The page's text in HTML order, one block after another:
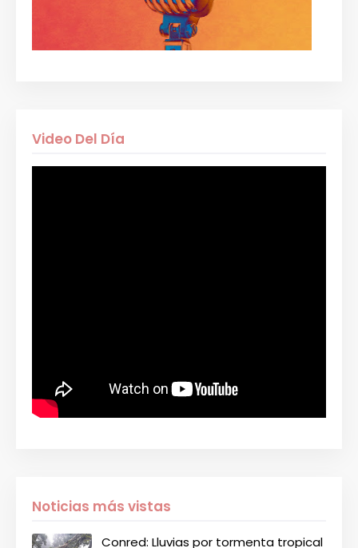
Video Del Día
Noticias más vistas
Conred: Lluvias por tormenta tropical